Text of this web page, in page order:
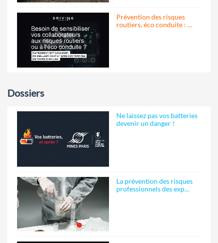
Prévention des risques
routiers, éco conduite : …
Dossiers
Ne laissez pas vos batteries
devenir un danger !
La prévention des risques
professionnels des exp…